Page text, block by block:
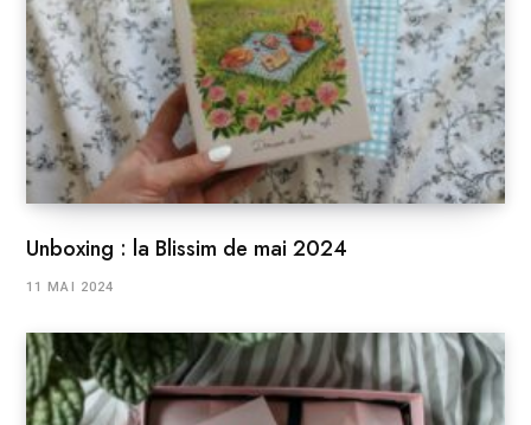
Unboxing : la Blissim de mai 2024
11 MAI 2024